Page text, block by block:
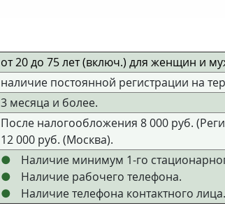
от 20 до 75 лет (включ.) для женщин и
наличие постоянной регистрации на
3 месяца и более.
После налогообложения 8 000 руб.
12 000 руб. (Москва).
Наличие минимум 1-го
Наличие рабочего телефона.
Наличие телефона контактного лица.